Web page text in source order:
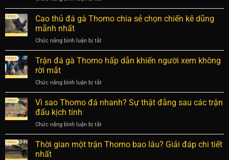
Sự
thật
bất
chuẩn
từ
dễ
áp
dụng
Thuật
ngữ
Thomo:
Tổng
hợp
và
chi
tiết
Cao thủ đá gà Thomo chia sẻ chọn chiến kê dũng
mãnh nhất
Chức năng bình luận bị tắtở
Cao
thủ
Thomo
chia
sẻ
kê
dũng
mãnh
Trận đá gà Thomo hấp dẫn khiến người xem không
rời mắt
Chức năng bình luận bị tắtở
Trận
đá
hấp
dẫn
khiến
Vì sao Thomo đá nhanh? Sự thật đằng sau các trận
đấu kịch tính
Chức năng bình luận bị tắtở
Vì
sao
Thời gian một trận Thomo bao lâu? Giải đáp chi tiết
nhất